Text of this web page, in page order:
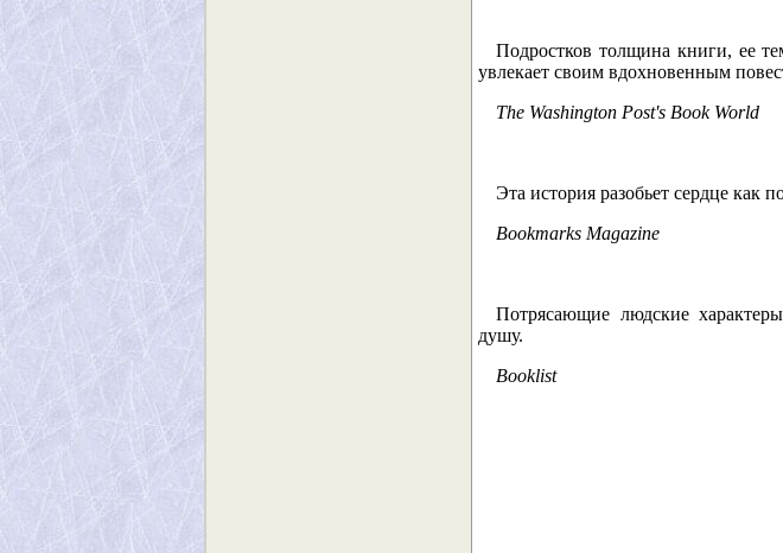
Подростков толщина книги, ее
увлекает своим вдохновенным
The Washington Post's Book World
Эта история разобьет сердце как
Bookmarks Magazine
Потрясающие людские
душу.
Booklist